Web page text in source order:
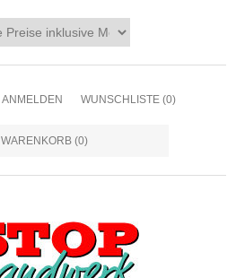
ANMELDEN WUNSCHLISTE (0)
WARENKORB (0)